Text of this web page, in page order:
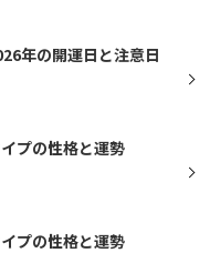
年の開運日と注意日
プの性格と運勢
プの性格と運勢